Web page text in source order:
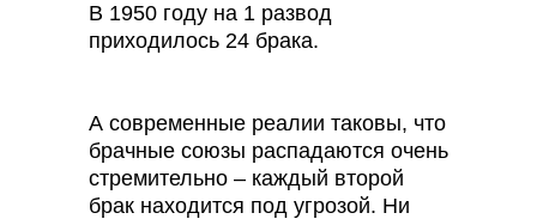
В 1950 году на 1 развод
приходилось 24 брака.
А современные реалии таковы, что
брачные союзы распадаются очень
стремительно – каждый второй
брак находится под угрозой. Ни